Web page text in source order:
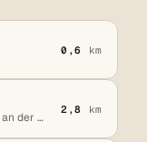
0,6 km
Zoeppritzstraße 100, 89522 Heidenheim an der Brenz
2,8 km